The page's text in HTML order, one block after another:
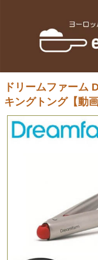
ドリームファーム
キングトング【動画